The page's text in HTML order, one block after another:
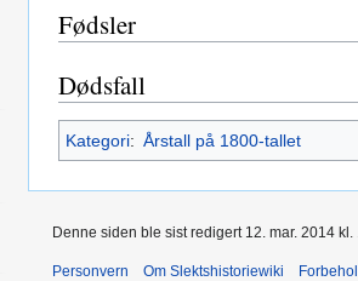
Fødsler
Dødsfall
Kategori: Årstall på 1800-tallet
Denne siden ble sist redigert 12. mar. 2014 kl.
Personvern Om Slektshistoriewiki